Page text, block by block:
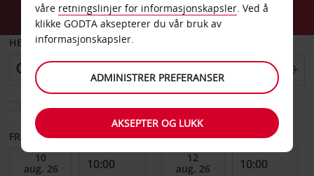
HENT FRA
Velg et annet leveringssted
FRA DATO TIL DATO
våre retningslinjer for informasjonskapsler. Ved å
klikke GODTA aksepterer du vår bruk av
informasjonskapsler.
ADMINISTRER PREFERANSER
AKSEPTER OG LUKK